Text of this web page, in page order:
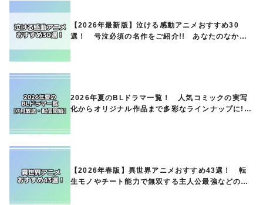
【2026年最新版】泣ける感動アニメおすすめ30
選！ 号泣必須の名作をご紹介!! あなたのなかの
2026年夏のBLドラマ一覧！ 人気コミックの実写
化からオリジナル作品まで多彩なラインナップに!!
【2026年春版】異世界アニメおすすめ43選！ 転
生モノやチート能力で無双する主人公最強などの人